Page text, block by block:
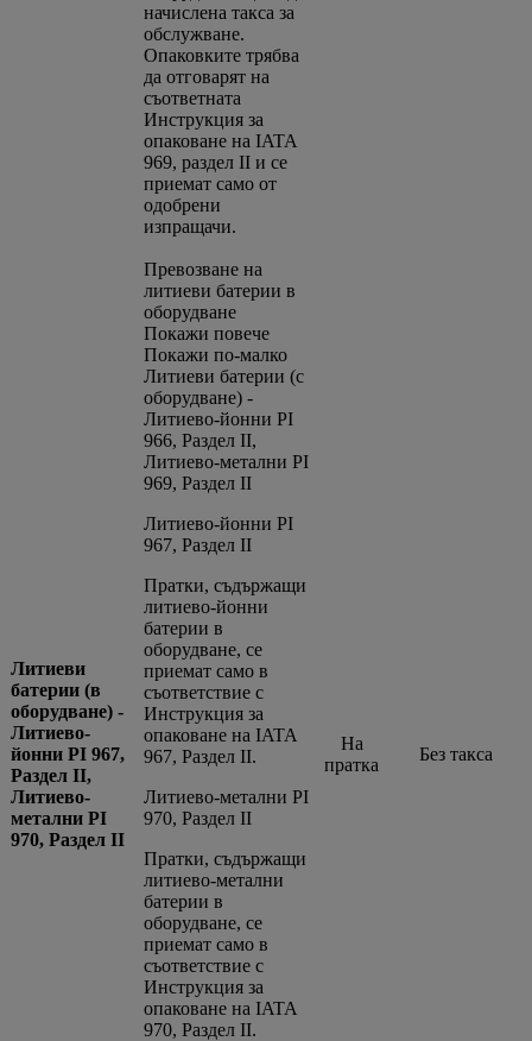
начислена такса за
обслужване.
Опаковките трябва
да отговарят на
съответната
Инструкция за
опаковане на IATA
969, раздел II и се
приемат само от
одобрени
изпращачи.
Литиеви
батерии (в
оборудване) -
Литиево-
йонни PI 967,
Раздел II,
Литиево-
метални PI
970, Раздел II
Превозване на
литиеви батерии в
оборудване
Покажи повече
Покажи по-малко
Литиеви батерии (с
оборудване) -
Литиево-йонни PI
966, Раздел II,
Литиево-метални PI
969, Раздел II
Литиево-йонни PI
967, Раздел II
Пратки, съдържащи
литиево-йонни
батерии в
оборудване, се
приемат само в
съответствие с
Инструкция за
опаковане на IATA
967, Раздел II.
Литиево-метални PI
970, Раздел II
Пратки, съдържащи
литиево-метални
батерии в
оборудване, се
приемат само в
съответствие с
Инструкция за
опаковане на IATA
970, Раздел II.
На
пратка
Без такса